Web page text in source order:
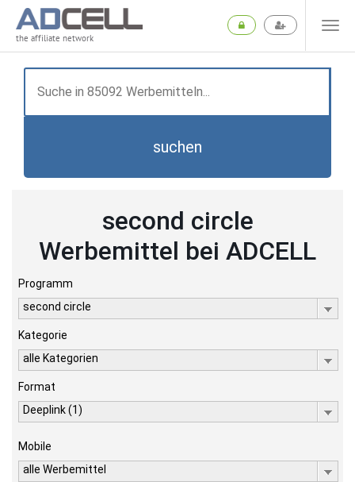
the affiliate network
suchen
second circle
Werbemittel bei ADCELL
Programm
second circle
Kategorie
alle Kategorien
Format
Deeplink (1)
Mobile
alle Werbemittel